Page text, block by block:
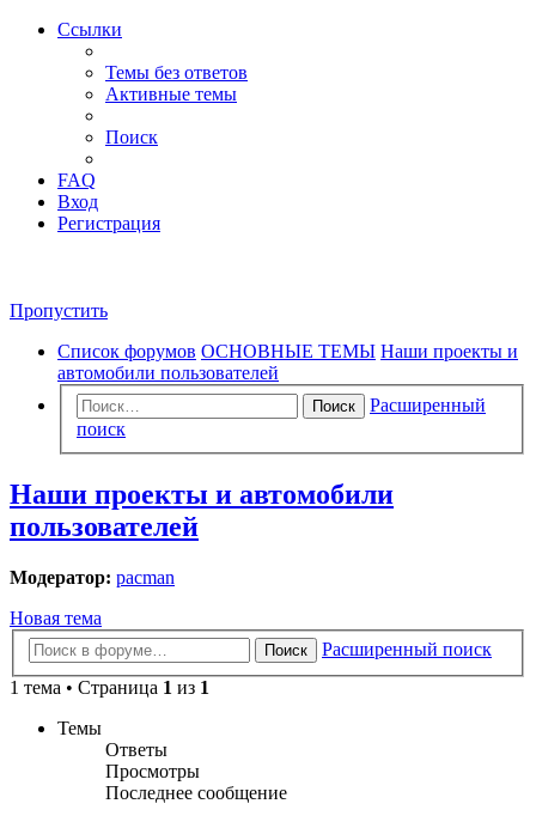
Ссылки
Темы без ответов
Активные темы
Поиск
FAQ
Вход
Регистрация
Пропустить
Список форумов ОСНОВНЫЕ ТЕМЫ Наши проекты и
автомобили пользователей
Поиск
Расширенный
поиск
Наши проекты и автомобили
пользователей
Модератор: pacman
Новая тема
Поиск
Расширенный поиск
1 тема • Страница 1 из 1
Темы
Ответы
Просмотры
Последнее сообщение